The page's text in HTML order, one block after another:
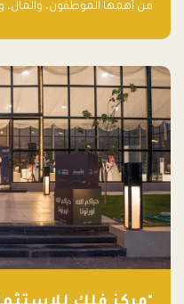
من أهمها الموظفون، والمال،
أساسه ذلك العمل.